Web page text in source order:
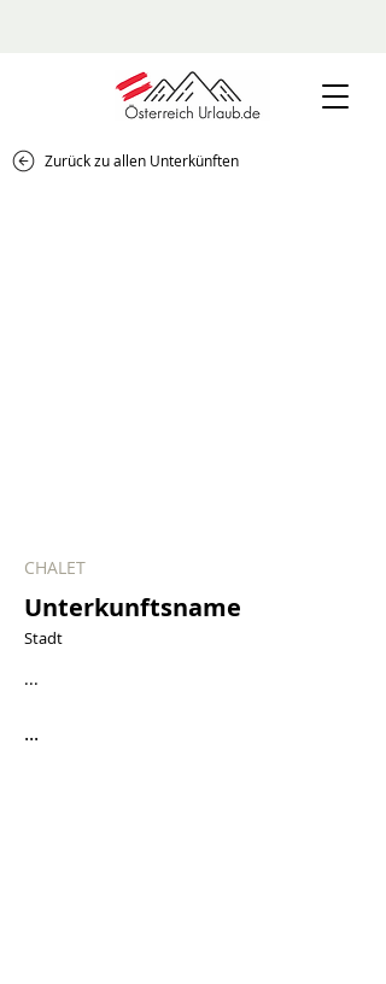
Zurück zu allen Unterkünften
CHALET
Unterkunftsname
Stadt
...
...